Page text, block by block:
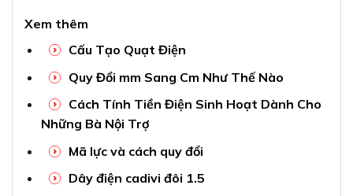
Xem thêm
Cấu Tạo Quạt Điện
Quy Đổi mm Sang Cm Như Thế Nào
Cách Tính Tiền Điện Sinh Hoạt Dành Cho
Những Bà Nội Trợ
Mã lực và cách quy đổi
Dây điện cadivi đôi 1.5